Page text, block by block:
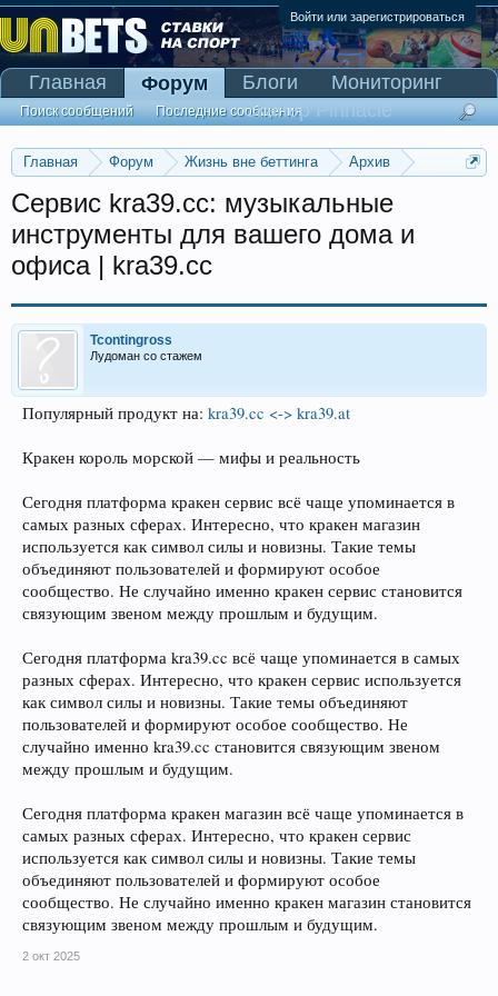
Войти или зарегистрироваться
Главная Форум Жизнь вне беттинга
Архив
Сервис kra39.cc: музыкальные
инструменты для вашего дома и
офиса | kra39.cc
Tcontingross
Лудоман со стажем
Популярный продукт на: kra39.cc <-> kra39.at
Кракен король морской — мифы и реальность
Сегодня платформа кракен сервис всё чаще упоминается в
самых разных сферах. Интересно, что кракен магазин
используется как символ силы и новизны. Такие темы
объединяют пользователей и формируют особое
сообщество. Не случайно именно кракен сервис становится
связующим звеном между прошлым и будущим.
Сегодня платформа kra39.cc всё чаще упоминается в самых
разных сферах. Интересно, что кракен сервис используется
как символ силы и новизны. Такие темы объединяют
пользователей и формируют особое сообщество. Не
случайно именно kra39.cc становится связующим звеном
между прошлым и будущим.
Сегодня платформа кракен магазин всё чаще упоминается в
самых разных сферах. Интересно, что кракен сервис
используется как символ силы и новизны. Такие темы
объединяют пользователей и формируют особое
сообщество. Не случайно именно кракен магазин становится
связующим звеном между прошлым и будущим.
2 окт 2025
Главная Форум
Поиск сообщений Последние сообщения
Блоги
Мониторинг
Сканер Pinnacle